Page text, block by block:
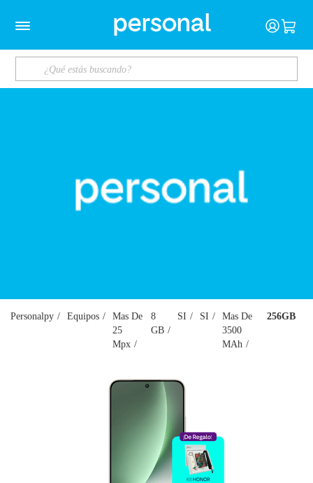
Personalpy Equipos
Mas De
25
Mpx
8
GB
SI SI
Mas De
3500
MAh
256GB